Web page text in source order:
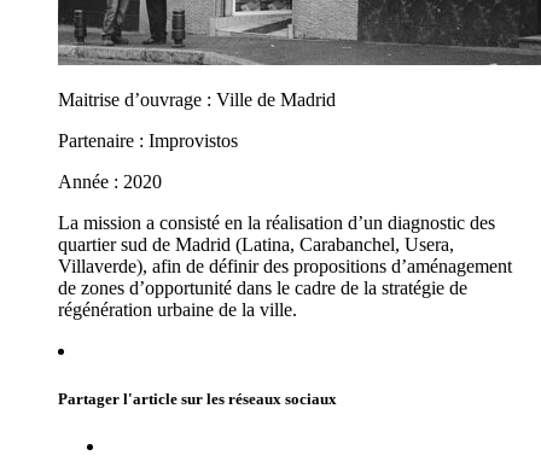
Maitrise d’ouvrage : Ville de Madrid
Partenaire : Improvistos
Année : 2020
La mission a consisté en la réalisation d’un diagnostic des
quartier sud de Madrid (Latina, Carabanchel, Usera,
Villaverde), afin de définir des propositions d’aménagement
de zones d’opportunité dans le cadre de la stratégie de
régénération urbaine de la ville.
Partager l'article sur les réseaux sociaux